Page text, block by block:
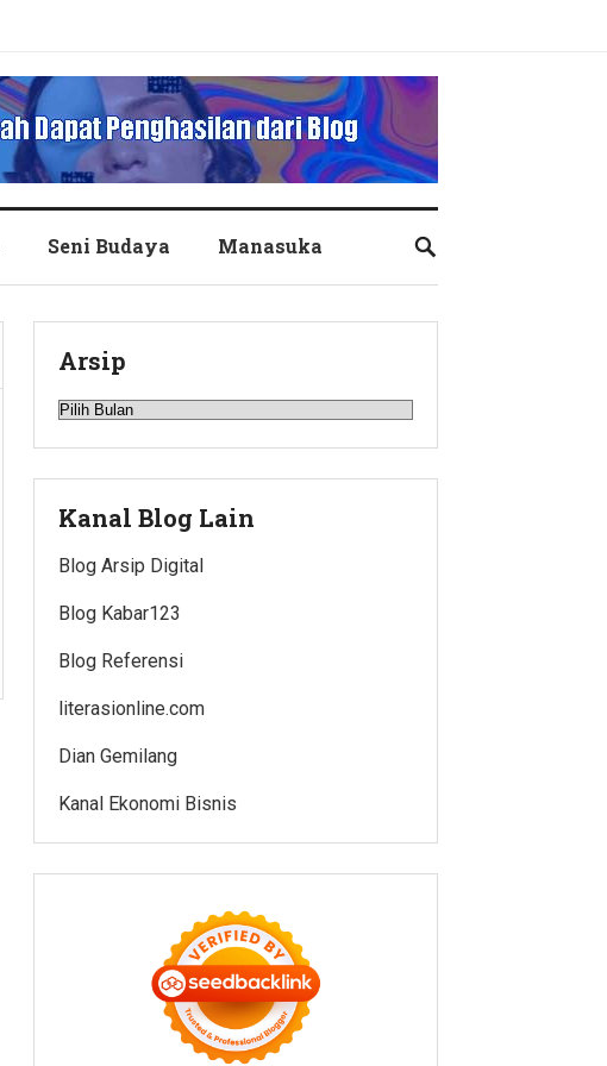
Seni Budaya Manasuka
Arsip
Arsip
Kanal Blog Lain
Blog Arsip Digital
Blog Kabar123
Blog Referensi
literasionline.com
Dian Gemilang
Kanal Ekonomi Bisnis